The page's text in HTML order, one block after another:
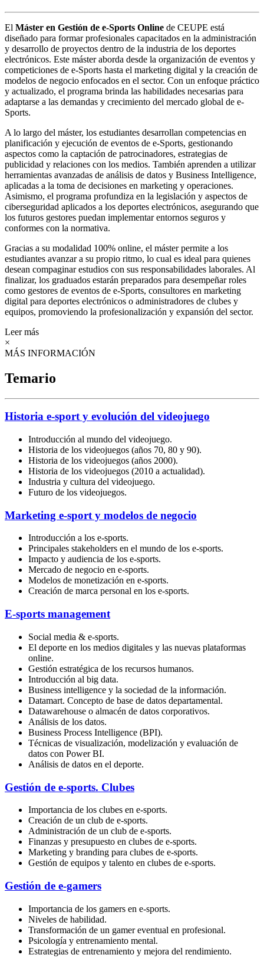
El Máster en Gestión de e-Sports Online de CEUPE está
diseñado para formar profesionales capacitados en la administración
y desarrollo de proyectos dentro de la industria de los deportes
electrónicos. Este máster aborda desde la organización de eventos y
competiciones de e-Sports hasta el marketing digital y la creación de
modelos de negocio enfocados en el sector. Con un enfoque práctico
y actualizado, el programa brinda las habilidades necesarias para
adaptarse a las demandas y crecimiento del mercado global de e-
Sports.
A lo largo del máster, los estudiantes desarrollan competencias en
planificación y ejecución de eventos de e-Sports, gestionando
aspectos como la captación de patrocinadores, estrategias de
publicidad y relaciones con los medios. También aprenden a utilizar
herramientas avanzadas de análisis de datos y Business Intelligence,
aplicadas a la toma de decisiones en marketing y operaciones.
Asimismo, el programa profundiza en la legislación y aspectos de
ciberseguridad aplicados a los deportes electrónicos, asegurando que
los futuros gestores puedan implementar entornos seguros y
conformes con la normativa.
Gracias a su modalidad 100% online, el máster permite a los
estudiantes avanzar a su propio ritmo, lo cual es ideal para quienes
desean compaginar estudios con sus responsabilidades laborales. Al
finalizar, los graduados estarán preparados para desempeñar roles
como gestores de eventos de e-Sports, consultores en marketing
digital para deportes electrónicos o administradores de clubes y
equipos, promoviendo la profesionalización y expansión del sector.
Leer más
×
MÁS INFORMACIÓN
Temario
Historia e-sport y evolución del videojuego
Introducción al mundo del videojuego.
Historia de los videojuegos (años 70, 80 y 90).
Historia de los videojuegos (años 2000).
Historia de los videojuegos (2010 a actualidad).
Industria y cultura del videojuego.
Futuro de los videojuegos.
Marketing e-sport y modelos de negocio
Introducción a los e-sports.
Principales stakeholders en el mundo de los e-sports.
Impacto y audiencia de los e-sports.
Mercado de negocio en e-sports.
Modelos de monetización en e-sports.
Creación de marca personal en los e-sports.
E-sports management
Social media & e-sports.
El deporte en los medios digitales y las nuevas plataformas
online.
Gestión estratégica de los recursos humanos.
Introducción al big data.
Business intelligence y la sociedad de la información.
Datamart. Concepto de base de datos departamental.
Datawarehouse o almacén de datos corporativos.
Análisis de los datos.
Business Process Intelligence (BPI).
Técnicas de visualización, modelización y evaluación de
datos con Power BI.
Análisis de datos en el deporte.
Gestión de e-sports. Clubes
Importancia de los clubes en e-sports.
Creación de un club de e-sports.
Administración de un club de e-sports.
Finanzas y presupuesto en clubes de e-sports.
Marketing y branding para clubes de e-sports.
Gestión de equipos y talento en clubes de e-sports.
Gestión de e-gamers
Importancia de los gamers en e-sports.
Niveles de habilidad.
Transformación de un gamer eventual en profesional.
Psicología y entrenamiento mental.
Estrategias de entrenamiento y mejora del rendimiento.